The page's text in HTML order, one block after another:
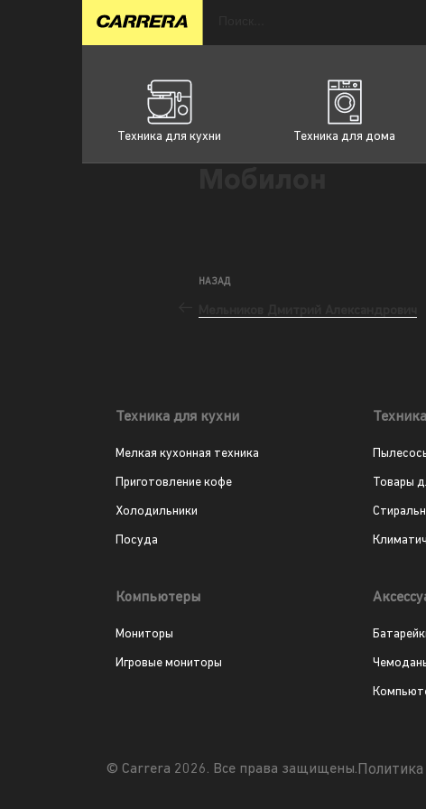
Техника для кухни Техника для дома
НАЗАД
Техника для кухни
Мелкая кухонная техника
Приготовление кофе
Холодильники
Посуда
Товары
Компьютеры
Мониторы
Игровые мониторы
© Carrera 2026. Все права защищены.